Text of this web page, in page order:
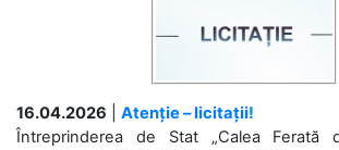
16.04.2026
Atenție – licitații!
Întreprinderea de Stat „Calea Ferată